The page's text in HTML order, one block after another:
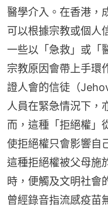
醫學介入。在香港，
可以根據宗教或個人
一些以「急救」或「
宗教原因會帶上手環
證人會的信徒（
人員在緊急情況下，
而，這種「拒絕權」
使拒絕權只會影響自
這種拒絕權被父母施
時，便觸及文明社會
曾經錄音指流感疫苗